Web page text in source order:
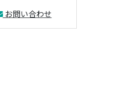
お問い合わせ